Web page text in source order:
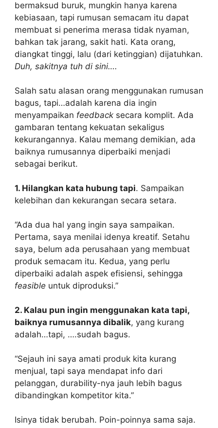
bermaksud buruk, mungkin hanya karena
kebiasaan, tapi rumusan semacam itu dapat
membuat si penerima merasa tidak nyaman,
bahkan tak jarang, sakit hati. Kata orang,
diangkat tinggi, lalu (dari ketinggian) dijatuhkan.
Duh, sakitnya tuh di sini….
Salah satu alasan orang menggunakan rumusan
bagus, tapi…adalah karena dia ingin
menyampaikan feedback secara komplit. Ada
gambaran tentang kekuatan sekaligus
kekurangannya. Kalau memang demikian, ada
baiknya rumusannya diperbaiki menjadi
sebagai berikut.
1. Hilangkan kata hubung tapi. Sampaikan
kelebihan dan kekurangan secara setara.
“Ada dua hal yang ingin saya sampaikan.
Pertama, saya menilai idenya kreatif. Setahu
saya, belum ada perusahaan yang membuat
produk semacam itu. Kedua, yang perlu
diperbaiki adalah aspek efisiensi, sehingga
feasible untuk diproduksi.”
2. Kalau pun ingin menggunakan kata tapi,
baiknya rumusannya dibalik, yang kurang
adalah…tapi, ….sudah bagus.
“Sejauh ini saya amati produk kita kurang
menjual, tapi saya mendapat info dari
pelanggan, durability-nya jauh lebih bagus
dibandingkan kompetitor kita.”
Isinya tidak berubah. Poin-poinnya sama saja.